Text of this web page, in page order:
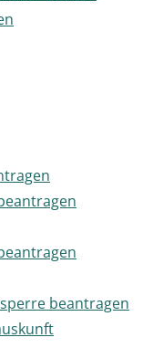
beantragen